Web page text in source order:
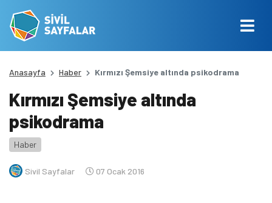
Anasayfa Haber Kırmızı Şemsiye altında psikodrama
Kırmızı Şemsiye altında
psikodrama
Haber
Sivil Sayfalar 07 Ocak 2016